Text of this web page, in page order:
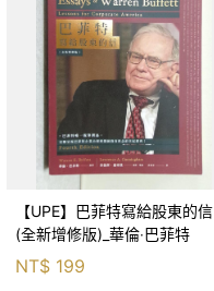
【UPE】巴菲特寫給股東的信
(全新增修版)_華倫‧巴菲特
NT$ 199